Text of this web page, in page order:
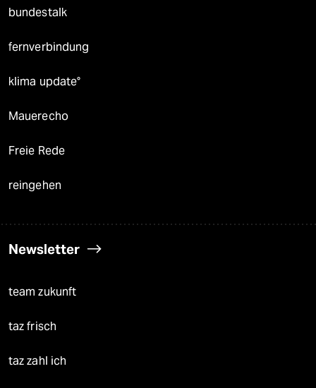
bundestalk
fernverbindung
klima update°
Mauerecho
Freie Rede
reingehen
Newsletter
team zukunft
taz frisch
taz zahl ich